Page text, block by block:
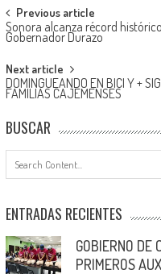
Post
navigation
Previous article
Sonora alcanza récord
Gobernador Durazo
Next article
DOMINGUEANDO EN BICI Y +
FAMILIAS CAJEMENSES
BUSCAR
ENTRADAS RECIENTES
GOBIERNO
PRIMEROS